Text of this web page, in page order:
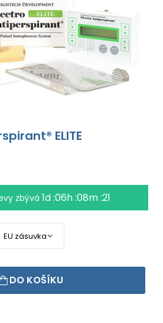
ELITE
zbývá 1d :06h :08m :21
DO KOŠÍKU